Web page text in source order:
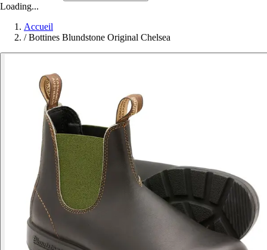
Loading...
Accueil
/ Bottines Blundstone Original Chelsea